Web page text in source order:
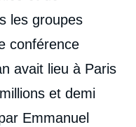
les groupes
conférence
avait lieu à Paris
et demi
Emmanuel